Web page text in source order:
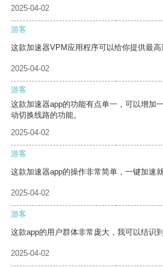
2025-04-02
游客
这款加速器VPM应用程序可以给你提供最高
2025-04-02
游客
这款加速器app的功能有点单一，可以增加
动切换线路的功能。
2025-04-02
游客
这款加速器app的操作非常简单，一键加速
2025-04-02
游客
这款app的用户群体非常庞大，我可以结识
2025-04-02